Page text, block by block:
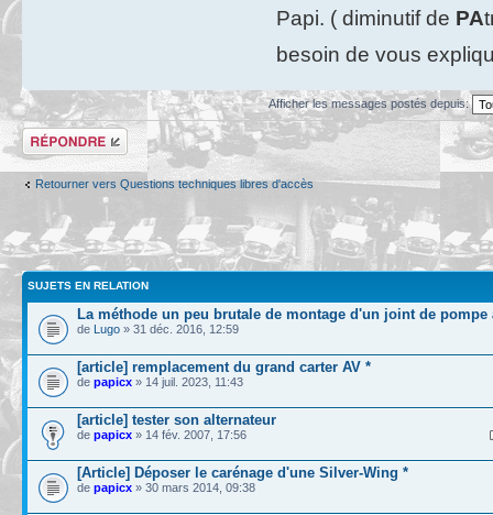
Papi. ( diminutif de PA
besoin de vous
Afficher les messages postés depuis:
Répondre
Retourner vers Questions techniques libres d'accès
SUJETS EN RELATION
La méthode un peu brutale de montage d'un joint de pompe
de Lugo » 31 déc. 2016, 12:59
[article] remplacement du grand carter AV *
de papicx » 14 juil. 2023, 11:43
[article] tester son alternateur
de papicx » 14 fév. 2007, 17:56
[Article] Déposer le carénage d'une Silver-Wing *
de papicx » 30 mars 2014, 09:38